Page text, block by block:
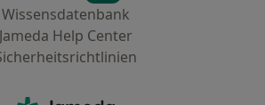
Wissensdatenbank
Jameda Help Center
Jameda - Startseite